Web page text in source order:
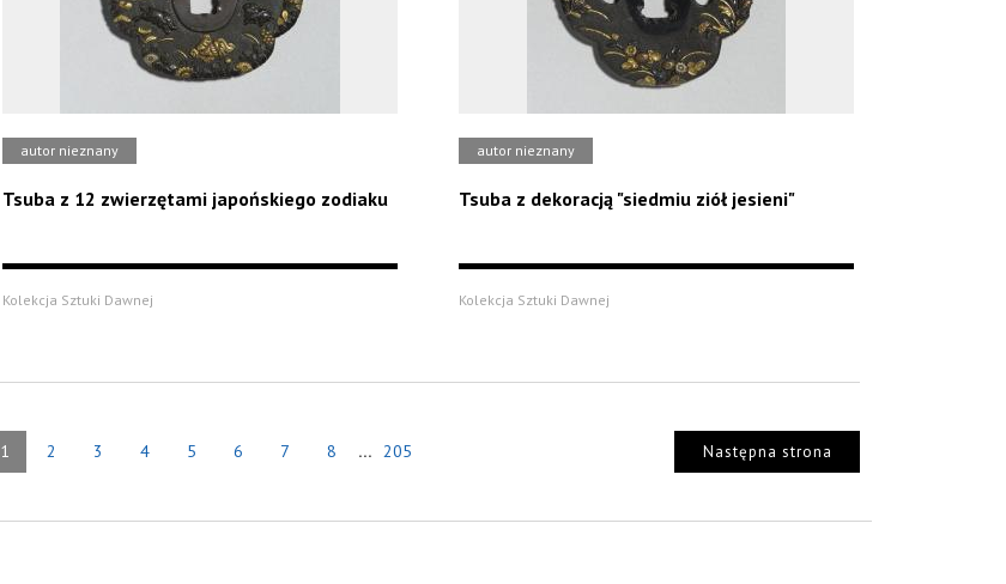
autor nieznany
Tsuba z 12 zwierzętami japońskiego zodiaku
Kolekcja Sztuki Dawnej
autor nieznany
Tsuba z dekoracją "siedmiu ziół jesieni"
Kolekcja Sztuki Dawnej
1 2 3 4 5 6 7 8 ... 205 Następna strona